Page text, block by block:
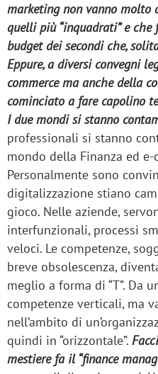
marketing non vanno molto
quelli più “inquadrati” e
budget dei secondi che,
Eppure, a diversi convegni
commerce ma anche della
cominciato a fare capolino
I due mondi si stanno
professionali si stanno
mondo della Finanza ed
Personalmente sono
digitalizzazione stiano
gioco. Nelle aziende,
interfunzionali, processi
veloci. Le competenze,
breve obsolescenza,
meglio a forma di “T”. Da
competenze verticali, ma
nell’ambito di
quindi in “orizzontale”.
mestiere fa il “finance